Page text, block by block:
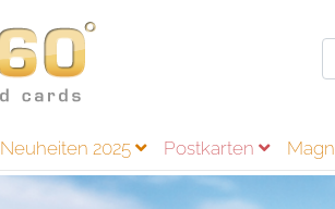
Neuheiten 2025 Postkarten